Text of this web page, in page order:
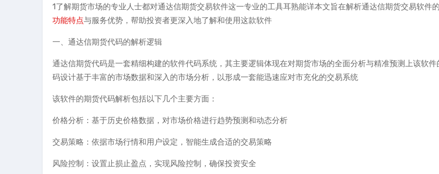
1了解期货市场的专业人士都对通达信期货交易软件这一专业的工具耳熟能详本文旨在解析通达信期货交易软件
功能特点与服务优势，帮助投资者更深入地了解和使用这款软件
一、通达信期货代码的解析逻辑
通达信期货代码是一套精细构建的软件代码系统，其主要逻辑体现在对期货市场的全面分析与精准预测上该软件
码设计基于丰富的市场数据和深入的市场分析，以形成一套能迅速应对市充化的交易系统
该软件的期货代码解析包括以下几个主要方面：
价格分析：基于历史价格数据，对市场价格进行趋势预测和动态分析
交易策略：依据市场行情和用户设定，智能生成合适的交易策略
风险控制：设置止损止盈点，实现风险控制，确保投资安全